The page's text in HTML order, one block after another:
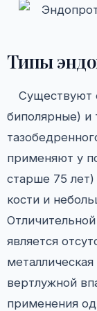
Типы
Существуют
биполярные) и
применяют у
старше 75
кости и
является
вертлужной
применения